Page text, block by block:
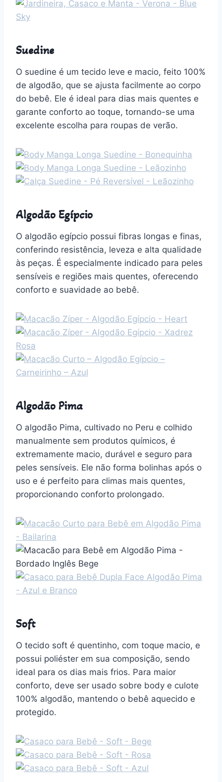
Suedine
O suedine é um tecido leve e macio, feito 100%
de algodão, que se ajusta facilmente ao corpo
do bebê. Ele é ideal para dias mais quentes e
garante conforto ao toque, tornando-se uma
excelente escolha para roupas de verão.
Algodão Egípcio
O algodão egípcio possui fibras longas e finas,
conferindo resistência, leveza e alta qualidade
às peças. É especialmente indicado para peles
sensíveis e regiões mais quentes, oferecendo
conforto e suavidade ao bebê.
Algodão Pima
O algodão Pima, cultivado no Peru e colhido
manualmente sem produtos químicos, é
extremamente macio, durável e seguro para
peles sensíveis. Ele não forma bolinhas após o
uso e é perfeito para climas mais quentes,
proporcionando conforto prolongado.
Soft
O tecido soft é quentinho, com toque macio, e
possui poliéster em sua composição, sendo
ideal para os dias mais frios. Para maior
conforto, deve ser usado sobre body e culote
100% algodão, mantendo o bebê aquecido e
protegido.